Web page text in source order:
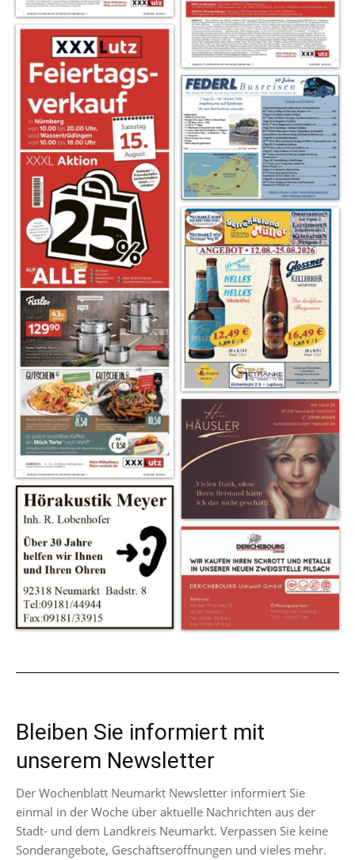
Bleiben Sie informiert mit
unserem Newsletter
Der Wochenblatt Neumarkt Newsletter informiert Sie
einmal in der Woche über aktuelle Nachrichten aus der
Stadt- und dem Landkreis Neumarkt. Verpassen Sie keine
Sonderangebote, Geschäftseröffnungen und vieles mehr.